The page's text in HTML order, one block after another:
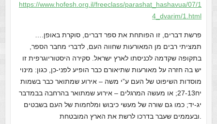
https://www.hofesh.org.il/freeclass/parashat_hashavua/07/1
4_dvarim/1.html
תמציתי רבים מן המאורעות שחווה העם, לדברי מחבר הספר,
בתקופה שקדמה לכניסתו לארץ ישראל. סקירה היסטוריוגרפית זו
יש בה חזרה על מאורעות שתיאורם כבר הופיע לפני-כן, כגון: מינוי
מוסדות השיפוט של העם ע”י משה – אירוע שמתואר כבר בשמות
יח27-13; או מעשה המרגלים – אירוע שמתואר בהרחבה בבמדבר
יג-יד; כמו גם שורה של מעשי כיבוש ומלחמות של העם בשבטים